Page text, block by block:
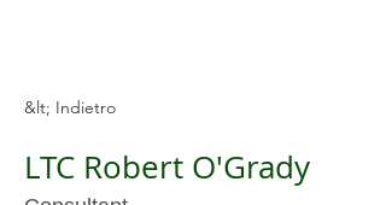
&lt; Indietro
LTC Robert O'Grady